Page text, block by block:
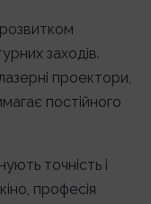
розвитком
заходів.
проектори,
постійного
точність і
професія